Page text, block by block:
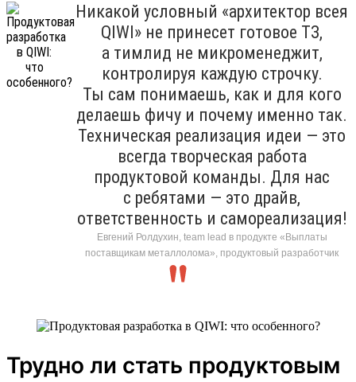
Никакой условный «архитектор всея
QIWI» не принесет готовое ТЗ,
а тимлид не микроменеджит,
контролируя каждую строчку.
Ты сам понимаешь, как и для кого
делаешь фичу и почему именно так.
Техническая реализация идеи — это
всегда творческая работа
продуктовой команды. Для нас
с ребятами — это драйв,
ответственность и самореализация!
Евгений Ролдухин, team lead в продукте «Выплаты
поставщикам металлолома», продуктовый разработчик
Трудно ли стать продуктовым